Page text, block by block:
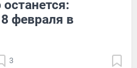
февраля в
3